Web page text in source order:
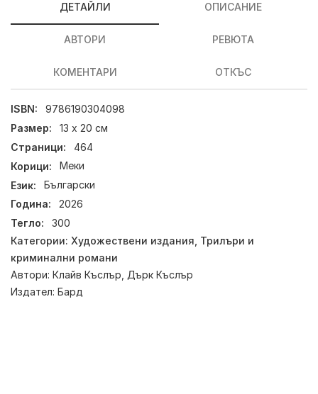
ДЕТАЙЛИ ОПИСАНИЕ
АВТОРИ РЕВЮТА
КОМЕНТАРИ ОТКЪС
ISBN:
9786190304098
Размер:
13 х 20 см
Страници:
464
Корици:
Меки
Език:
Български
Година:
2026
Тегло:
300
Категории: Художествени издания, Трилъри и
криминални романи
Автори: Клайв Къслър, Дърк Къслър
Издател: Бард